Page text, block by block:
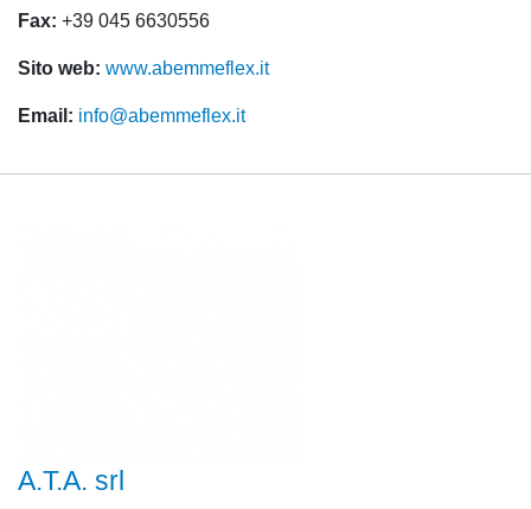
Fax: +39 045 6630556
Sito web: www.abemmeflex.it
Email: info@abemmeflex.it
A.T.A. srl